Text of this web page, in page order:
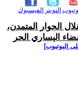
الفيسبوك التويتر
الحوار المتمدن،
اليساري الحر
اليوتيوب]